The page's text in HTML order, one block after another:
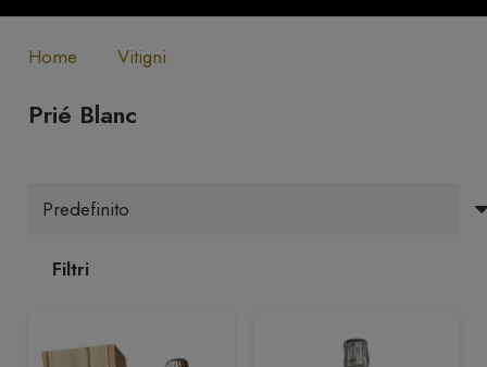
Home Vitigni
Prié Blanc
Filtri